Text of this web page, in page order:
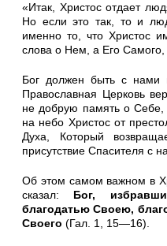
«Итак, Христос отдает
Но если это так, то и
именно то, что Христос
слова о Нем, а Его
Бог должен быть с нами
Право­славная Церковь
не добрую па­мять о
на небо Христос от
Духа, Который
присутствие Спасителя с
Об этом самом важном в
ска­зал: Бог,
благодатью Своею,
Своего (Гал. 1, 15—16).